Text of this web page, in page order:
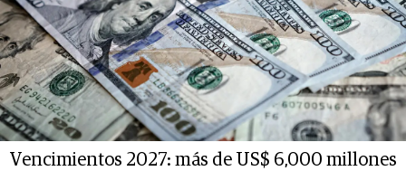
Vencimientos 2027: más de US$ 6,000 millones